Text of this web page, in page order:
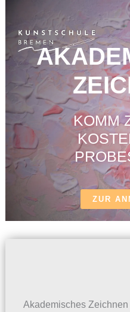
springen
KOMM
ZUR
Akademisches Zeichnen